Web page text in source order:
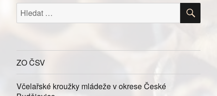
Hledat:
ZO ČSV
Včelařské kroužky mládeže v okrese České